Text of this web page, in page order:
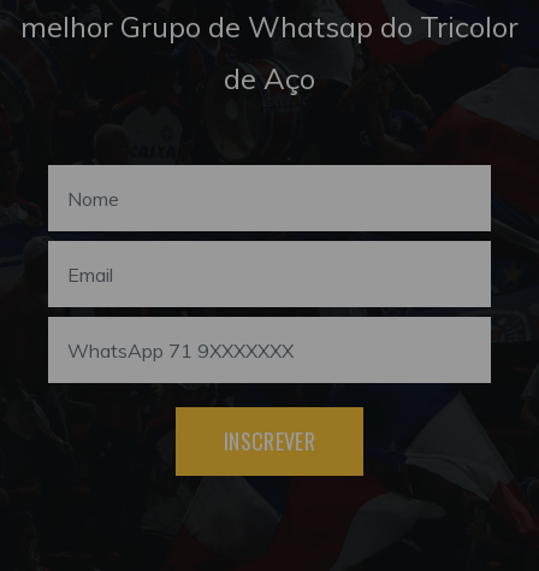
melhor Grupo de Whatsap do Tricolor
de Aço
INSCREVER